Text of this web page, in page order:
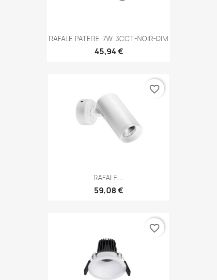
RAFALE PATERE-7W-3CCT-NOIR-DIM
45,94 €
RAFALE...
59,08 €
favorite_border
favorite_border